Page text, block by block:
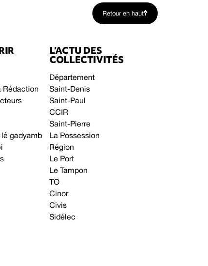
Retour en haut
Rédaction
lé gadyamb
L’ACTU DES
COLLECTIVITÉS
Département
Saint-Denis
Saint-Paul
CCIR
Saint-Pierre
La Possession
Région
Le Port
Le Tampon
TO
Cinor
Civis
Sidélec